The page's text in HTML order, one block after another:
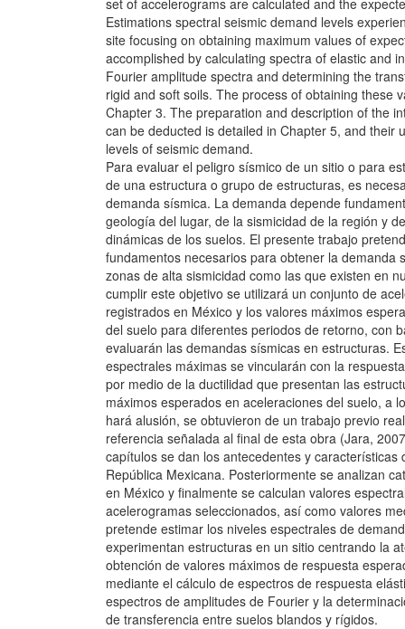
set of accelerograms are calculated and the
Estimations spectral seismic demand levels
site focusing on obtaining maximum values of
accomplished by calculating spectra of elastic and
Fourier amplitude spectra and determining the
rigid and soft soils. The process of obtaining these
Chapter 3. The preparation and description of the
can be deducted is detailed in Chapter 5, and their
levels of seismic demand.
Para evaluar el peligro sísmico de un sitio o para
de una estructura o grupo de estructuras, es
demanda sísmica. La demanda depende
geología del lugar, de la sismicidad de la región y
dinámicas de los suelos. El presente trabajo
fundamentos necesarios para obtener la demanda
zonas de alta sismicidad como las que existen en
cumplir este objetivo se utilizará un conjunto de
registrados en México y los valores máximos
del suelo para diferentes periodos de retorno, con
evaluarán las demandas sísmicas en estructuras.
espectrales máximas se vincularán con la
por medio de la ductilidad que presentan las
máximos esperados en aceleraciones del suelo, a
hará alusión, se obtuvieron de un trabajo previo
referencia señalada al final de esta obra (Jara,
capítulos se dan los antecedentes y características
República Mexicana. Posteriormente se analizan
en México y finalmente se calculan valores
acelerogramas seleccionados, así como valores
pretende estimar los niveles espectrales de
experimentan estructuras en un sitio centrando la
obtención de valores máximos de respuesta
mediante el cálculo de espectros de respuesta
espectros de amplitudes de Fourier y la
de transferencia entre suelos blandos y rígidos.